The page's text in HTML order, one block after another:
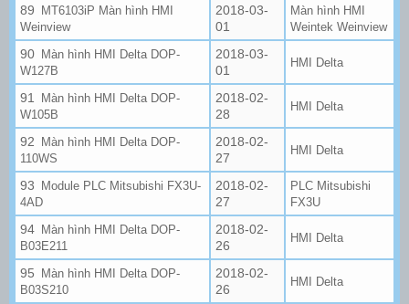
MT6103iP Màn hình HMI
Weinview
2018-03-
01
Màn hình HMI
Weintek Weinview
Màn hình HMI Delta DOP-
W127B
2018-03-
01
HMI Delta
Màn hình HMI Delta DOP-
W105B
2018-02-
28
HMI Delta
Màn hình HMI Delta DOP-
110WS
2018-02-
27
HMI Delta
Module PLC Mitsubishi FX3U-
4AD
2018-02-
27
PLC Mitsubishi
FX3U
Màn hình HMI Delta DOP-
B03E211
2018-02-
26
HMI Delta
Màn hình HMI Delta DOP-
B03S210
2018-02-
26
HMI Delta